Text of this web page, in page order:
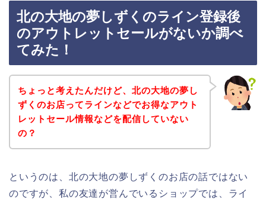
北の大地の夢しずくのライン登録後
のアウトレットセールがないか調べ
てみた！
ちょっと考えたんだけど、北の大地の夢し
ずくのお店ってラインなどでお得なアウト
レットセール情報などを配信していない
の？
というのは、北の大地の夢しずくのお店の話ではない
のですが、私の友達が営んでいるショップでは、ライ